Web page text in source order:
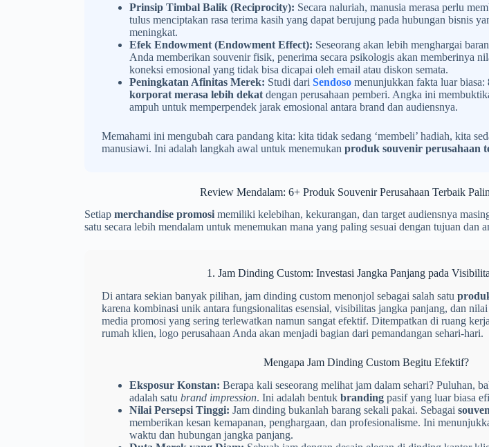
Prinsip Timbal Balik (Reciprocity): Secara naluriah, manusia merasa perlu
tulus menciptakan rasa terima kasih yang dapat berujung pada hubungan bisnis
meningkat.
Efek Endowment (Endowment Effect): Seseorang akan lebih menghargai
Anda memberikan souvenir fisik, penerima secara psikologis akan memberinya
koneksi emosional yang tidak bisa dicapai oleh email atau diskon semata.
Peningkatan Afinitas Merek: Studi dari Sendoso menunjukkan fakta luar biasa:
korporat merasa lebih dekat dengan perusahaan pemberi. Angka ini
ampuh untuk memperpendek jarak emosional antara brand dan audiensnya.
Memahami ini mengubah cara pandang kita: kita tidak sedang ‘membeli’ hadiah, kita
manusiawi. Ini adalah langkah awal untuk menemukan produk souvenir perusahaan
Review Mendalam: 6+ Produk Souvenir Perusahaan Terbaik
Setiap merchandise promosi memiliki kelebihan, kekurangan, dan target audiensnya
satu secara lebih mendalam untuk menemukan mana yang paling sesuai dengan tujuan dan
1. Jam Dinding Custom: Investasi Jangka Panjang pada
Di antara sekian banyak pilihan, jam dinding custom menonjol sebagai salah satu
karena kombinasi unik antara fungsionalitas esensial, visibilitas jangka panjang, dan
media promosi yang sering terlewatkan namun sangat efektif. Ditempatkan di ruang
rumah klien, logo perusahaan Anda akan menjadi bagian dari pemandangan sehari-hari.
Mengapa Jam Dinding Custom Begitu Efektif?
Eksposur Konstan: Berapa kali seseorang melihat jam dalam sehari? Puluhan,
adalah satu brand impression. Ini adalah bentuk branding pasif yang luar biasa
Nilai Persepsi Tinggi: Jam dinding bukanlah barang sekali pakai. Sebagai
memberikan kesan kemapanan, penghargaan, dan profesionalisme. Ini
waktu dan hubungan jangka panjang.